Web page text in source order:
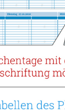
Single
A5